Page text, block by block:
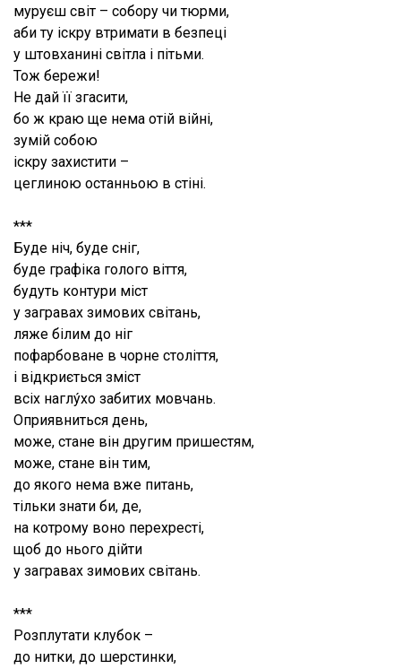
муруєш світ – собору чи тюрми,
аби ту іскру втримати в безпеці
у штовханині світла і пітьми.
Тож бережи!
Не дай її згасити,
бо ж краю ще нема отій війні,
зумій собою
іскру захистити –
цеглиною останньою в стіні.
***
Буде ніч, буде сніг,
буде графіка голого віття,
будуть контури міст
у загравах зимових світань,
ляже білим до ніг
пофарбоване в чорне століття,
і відкриється зміст
всіх наглу́хо забитих мовчань.
Оприявниться день,
може, стане він другим пришестям,
може, стане він тим,
до якого нема вже питань,
тільки знати би, де,
на котрому воно перехресті,
щоб до нього дійти
у загравах зимових світань.
***
Розплутати клубок –
до нитки, до шерстинки,